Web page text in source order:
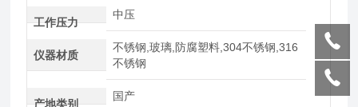
工作压力
中压
仪器材质
不锈钢,玻璃,防腐塑料,304不锈钢,316
不锈钢
产地类别
国产